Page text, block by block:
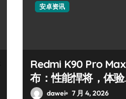
安卓资讯
Redmi K90 Pro
布：性能悍将，体验
峰！dawei 7 月 4, 2026